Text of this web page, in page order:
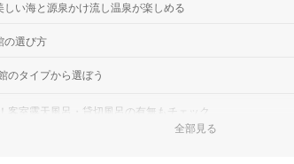
い海と源泉かけ流し温泉が楽しめる
の選び方
のタイプから選ぼう
客室露天風呂・貸切風呂の有無もチェック
全部見る